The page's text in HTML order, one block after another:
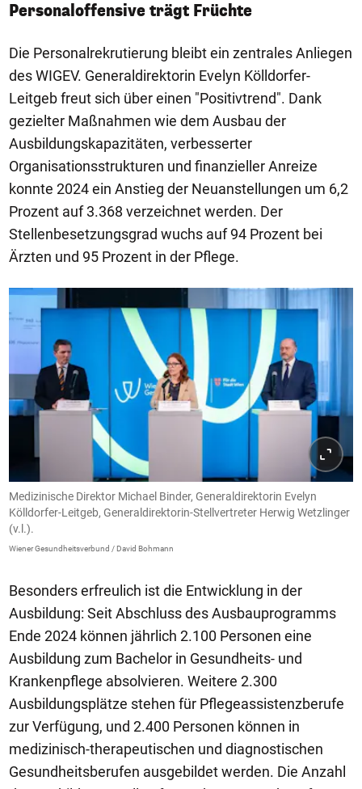
Personaloffensive trägt Früchte
Die Personalrekrutierung bleibt ein zentrales Anliegen
des WIGEV. Generaldirektorin Evelyn Kölldorfer-
Leitgeb freut sich über einen "Positivtrend". Dank
gezielter Maßnahmen wie dem Ausbau der
Ausbildungskapazitäten, verbesserter
Organisationsstrukturen und finanzieller Anreize
konnte 2024 ein Anstieg der Neuanstellungen um 6,2
Prozent auf 3.368 verzeichnet werden. Der
Stellenbesetzungsgrad wuchs auf 94 Prozent bei
Ärzten und 95 Prozent in der Pflege.
Medizinische Direktor Michael Binder, Generaldirektorin Evelyn
Kölldorfer-Leitgeb, Generaldirektorin-Stellvertreter Herwig Wetzlinger
(v.l.).
Wiener Gesundheitsverbund / David Bohmann
Besonders erfreulich ist die Entwicklung in der
Ausbildung: Seit Abschluss des Ausbauprogramms
Ende 2024 können jährlich 2.100 Personen eine
Ausbildung zum Bachelor in Gesundheits- und
Krankenpflege absolvieren. Weitere 2.300
Ausbildungsplätze stehen für Pflegeassistenzberufe
zur Verfügung, und 2.400 Personen können in
medizinisch-therapeutischen und diagnostischen
Gesundheitsberufen ausgebildet werden. Die Anzahl